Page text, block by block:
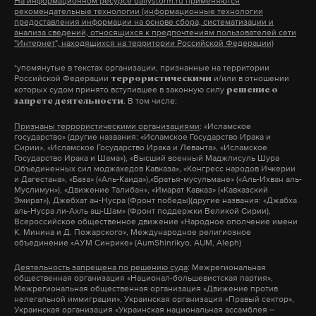
торговыми сетями.
работает там, где тормозит интернет.
А еще мы есть вTelegram,ДзениVK.
Макс Telegram
Дзен VK
попросили повысить цены
на мясо и колбасу
работает там, где тормозит интернет.
А еще мы есть вTelegram,ДзениVK.
Макс Telegram
Дзен VK
Роскомнадзор заявил, что
соцсети начали активно
удалять призывы к
протестам
Ведомство предупредило российские и
иностранные компании о
недопустимости таких публикаций
в мире женщину-космонавта поздравил в том
числе президент России Владимир Путин. Глава
государства отметил, что Терешкова вписала
героические, незабываемые страницы в историю
страны, и пожелал ей здоровья и всего
наилучшего.
В России зарегистрированы три вакцины от
COVID-19. Первой стала «Спутник V», созданная в
Центре имени Н.Ф. Гамалеи. Позднее регистрацию
получили «ЭпикВакКорона» новосибирского
центра «Вектор» и «Ковивак» Центра имени
Чумакова. По мнению специалистов,
обойти возможные препятствия по доставке
информации о коронавирусе в клетки и
увеличить эффективность иммунного ответа.
рекомендательные технологии (информационные технологии
предоставления информации на основе сбора, систематизации и
анализа сведений, относящихся к предпочтениям пользователей сети
"Интернет", находящихся на территории Российской Федерации)
*упомянутые в текстах организации, признанные на территории
Российской Федерации террористическими и/или в отношении
которых судом принято вступившее в законную силу решение о
запрете деятельности. В том числе:
Признаны террористическими организациями: «Исламское
государство» (другие названия: «Исламское Государство Ирака и
Сирии», «Исламское Государство Ирака и Леванта», «Исламское
Государство Ирака и Шама»), «Высший военный Маджлисуль Шура
Объединенных сил моджахедов Кавказа», «Конгресс народов Ичкерии
и Дагестана», «База» («Аль-Каида»),«Братья-мусульмане» («Аль-Ихван аль-
Муслимун»), «Движение Талибан», «Имарат Кавказ» («Кавказский
Эмират»), Джебхат ан-Нусра (Фронт победы)(другие названия: «Джабха
аль-Нусра ли-Ахль аш-Шам» (Фронт поддержки Великой Сирии),
Всероссийское общественное движение «Народное ополчение имени
К. Минина и Д. Пожарского», Международное религиозное
объединение «АУМ Синрике» (AumShinrikyo, AUM, Aleph)
Деятельность запрещена по решению суда: Межрегиональная
общественная организация «Национал-большевистская партия»,
Межрегиональная общественная организация «Движение против
нелегальной иммиграции», Украинская организация «Правый сектор»,
Украинская организация «Украинская национальная ассамблея –